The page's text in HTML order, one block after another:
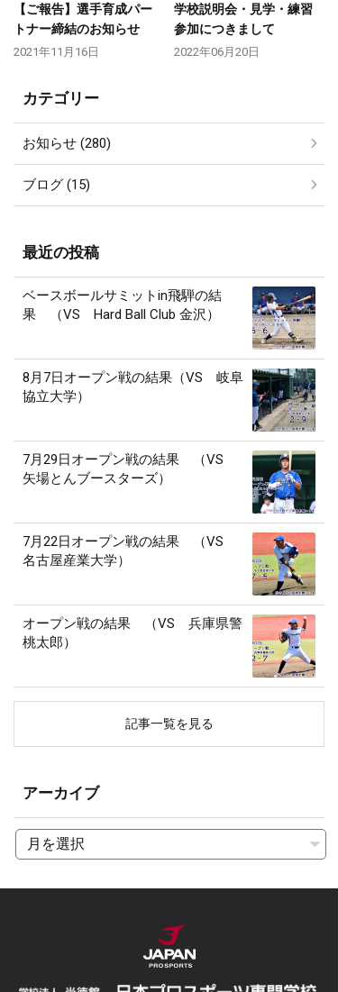
【ご報告】選手育成パー
トナー締結のお知らせ
2021年11月16日
学校説明会・見学・練習
参加につきまして
2022年06月20日
カテゴリー
お知らせ (280)
ブログ (15)
最近の投稿
ベースボールサミットin飛騨の結
果 （VS Hard Ball Club 金沢）
8月7日オープン戦の結果（VS 岐阜
協立大学）
7月29日オープン戦の結果 （VS
矢場とんブースターズ）
7月22日オープン戦の結果 （VS
名古屋産業大学）
オープン戦の結果 （VS 兵庫県警
桃太郎）
記事一覧を見る
アーカイブ